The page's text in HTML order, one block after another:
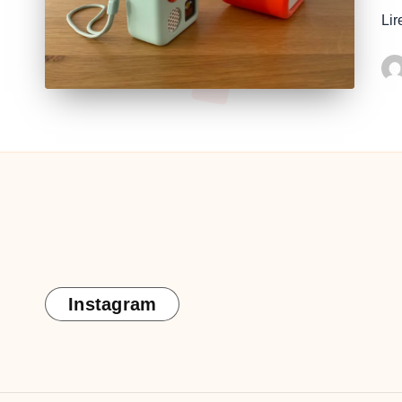
Instagram